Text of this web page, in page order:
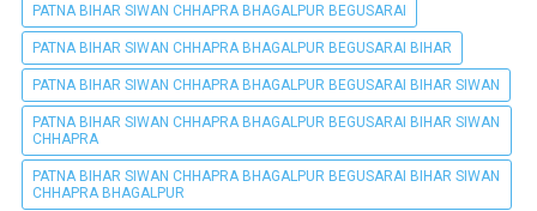
PATNA BIHAR SIWAN CHHAPRA BHAGALPUR BEGUSARAI
PATNA BIHAR SIWAN CHHAPRA BHAGALPUR BEGUSARAI BIHAR
PATNA BIHAR SIWAN CHHAPRA BHAGALPUR BEGUSARAI BIHAR SIWAN
PATNA BIHAR SIWAN CHHAPRA BHAGALPUR BEGUSARAI BIHAR SIWAN
CHHAPRA
PATNA BIHAR SIWAN CHHAPRA BHAGALPUR BEGUSARAI BIHAR SIWAN
CHHAPRA BHAGALPUR